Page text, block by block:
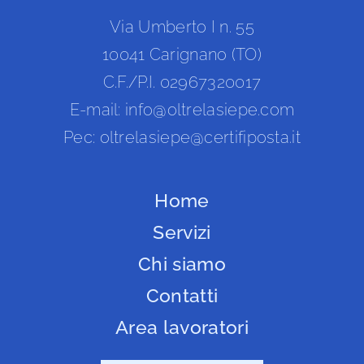
Via Umberto I n. 55
10041 Carignano (TO)
C.F./P.I. 02967320017
E-mail: info@oltrelasiepe.com
Pec: oltrelasiepe@certifiposta.it
Home
Servizi
Chi siamo
Contatti
Area lavoratori